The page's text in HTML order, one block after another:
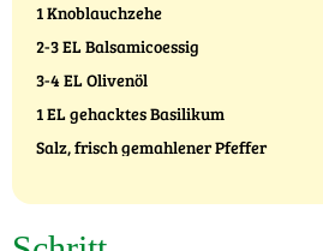
1 Knoblauchzehe
2-3 EL Balsamicoessig
3-4 EL Olivenöl
1 EL gehacktes Basilikum
Salz, frisch gemahlener Pfeffer